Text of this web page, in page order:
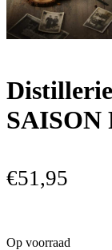
SAISON
€51,95
Op voorraad